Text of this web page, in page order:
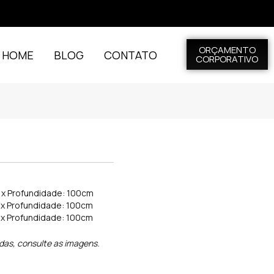
BLOG CONTATO ORÇAMENTO
CORPORATIVO
Profundidade: 100cm
Profundidade: 100cm
Profundidade: 100cm
consulte as imagens.